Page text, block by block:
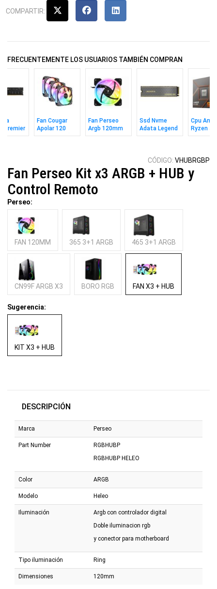
COMPARTIR:
FRECUENTEMENTE LOS USUARIOS TAMBIÉN COMPRAN
Premier
5600
Fan Cougar
Apolar 120
Argb Black (x3
Fan Perseo
Argb 120mm
Ssd Nvme
Adata Legend
860 1tb 2280
Cpu Amd
Ryzen 5
Am5 Box
CÓDIGO: VHUBRGBP
Fan Perseo Kit x3 ARGB + HUB y
Control Remoto
Perseo:
FAN 120MM 365 3+1 ARGB 465 3+1 ARGB
CN99F ARGB X3 BORO RGB FAN X3 + HUB
Sugerencia:
KIT X3 + HUB
DESCRIPCIÓN
Marca Perseo
Part Number
RGBHUBP
RGBHUBP HELEO
Color ARGB
Modelo Heleo
Iluminación
Argb con controlador digital
Doble iluminacion rgb
y conector para motherboard
Tipo iluminación Ring
Dimensiones 120mm